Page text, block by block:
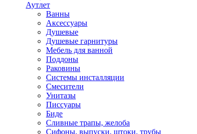
Аутлет
Ванны
Аксессуары
Душевые
Душевые гарнитуры
Мебель для ванной
Поддоны
Раковины
Системы инсталляции
Смесители
Унитазы
Писсуары
Биде
Сливные трапы, желоба
Сифоны, выпуски, штоки, трубы